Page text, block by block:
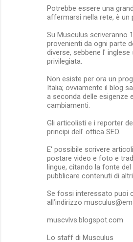
Potrebbe essere una
affermarsi nella rete, è un
Su Musculus scriveranno
provenienti da ogni parte
diverse, sebbene l' inglese
privilegiata.
Non esiste per ora un
Italia; ovviamente il blog
a seconda delle esigenze
cambiamenti.
Gli articolisti e i reporter
principi dell' ottica SEO.
E' possibile scrivere
postare video e foto e
lingue, citando la fonte
pubblicare contenuti di altri
Se fossi interessato puoi
all’indirizzo
muscvlvs.blogspot.com
Lo staff di Musculus